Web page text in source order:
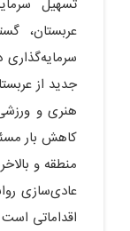
تسهیل
عربستان،
سرمایه‌گذاری
جدید از
هنری و
کاهش بار
منطقه و
عادی‌سازی